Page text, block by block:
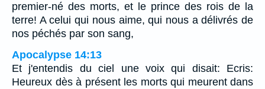
premier-né des morts, et le prince des rois de la
terre! A celui qui nous aime, qui nous a délivrés de
nos péchés par son sang,
Apocalypse 14:13
Et j'entendis du ciel une voix qui disait: Ecris:
Heureux dès à présent les morts qui meurent dans